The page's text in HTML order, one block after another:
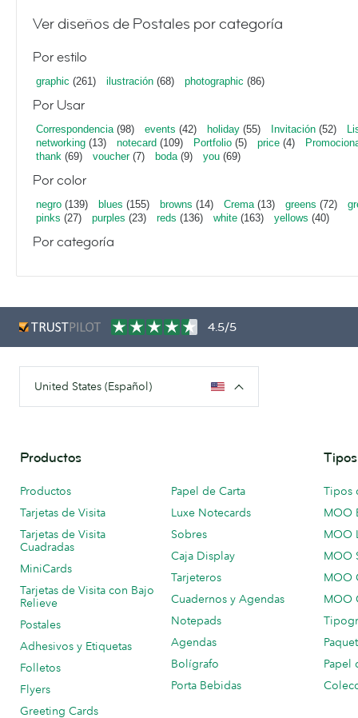
Ver diseños de Postales por categoría
Por estilo
graphic (261) ilustración (68) photographic (86)
Por Usar
Correspondencia(98) events (42) holiday (55) Invitación (52)
networking (13) notecard (109) Portfolio (5) price (4)
thank (69) voucher(7) boda(9) you (69)
Por color
negro (139) blues (155) browns (14) Crema(13) greens (72)
pinks (27) purples (23) reds (136) white (163) yellows (40)
Por categoría
4.5/5
United States (Español)
Productos
Productos
Tarjetas de Visita
Tarjetas de Visita
Cuadradas
MiniCards
Tarjetas de Visita con Bajo
Relieve
Postales
Adhesivos y Etiquetas
Folletos
Flyers
Greeting Cards
Papel de Carta
Luxe Notecards
Sobres
Caja Display
Tarjeteros
Cuadernos y Agendas
Notepads
Agendas
Bolígrafo
Porta Bebidas
Tipos
MOO
MOO
MOO
MOO
MOO
Papel